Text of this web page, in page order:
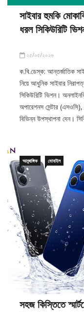
সাইবার হুমকি
ধরল সিকিউরিটি
২৫/০৫/২০২৬
ক.বি.ডেস্ক: আন্তর্জাতিক
নিয়ে আধুনিক সাইবার
সিকিউরিটি ভিশন।
অপারেশনস সেন্টার (এসওসি),
বিভিন্ন উপস্থাপনা দেন।
আনুষাঙ্গিক মোবাইল
সহজ কিস্তিতে